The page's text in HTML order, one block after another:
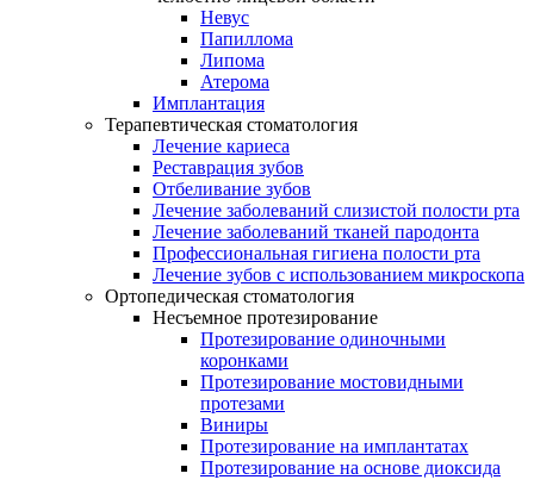
Невус
Папиллома
Липома
Атерома
Имплантация
Терапевтическая стоматология
Лечение кариеса
Реставрация зубов
Отбеливание зубов
Лечение заболеваний слизистой полости рта
Лечение заболеваний тканей пародонта
Профессиональная гигиена полости рта
Лечение зубов с использованием микроскопа
Ортопедическая стоматология
Несъемное протезирование
Протезирование одиночными
коронками
Протезирование мостовидными
протезами
Виниры
Протезирование на имплантатах
Протезирование на основе диоксида